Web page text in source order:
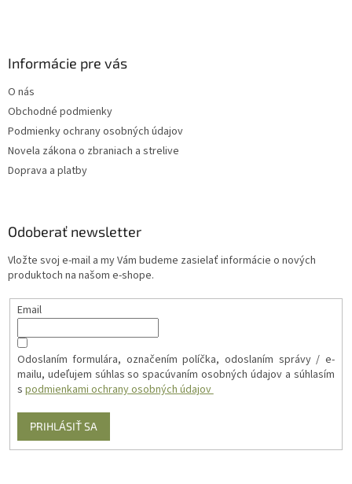
Informácie pre vás
O nás
Obchodné podmienky
Podmienky ochrany osobných údajov
Novela zákona o zbraniach a strelive
Doprava a platby
Odoberať newsletter
Vložte svoj e-mail a my Vám budeme zasielať informácie o nových
produktoch na našom e-shope.
Email
Odoslaním formulára, označením políčka, odoslaním správy / e-
mailu, udeľujem súhlas so spacúvaním osobných údajov a súhlasím
s podmienkami ochrany osobných údajov
PRIHLÁSIŤ SA